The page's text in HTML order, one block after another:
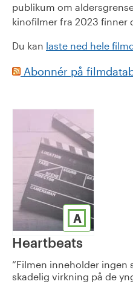
publikum om
kinofilmer fra 2023 finner
Du kan laste ned hele
Abonnér på
A
Heartbeats
Filmen inneholder ingen
skadelig virkning på de